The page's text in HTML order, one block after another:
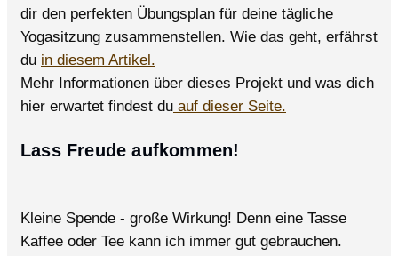
dir den perfekten Übungsplan für deine tägliche
Yogasitzung zusammenstellen. Wie das geht, erfährst
du in diesem Artikel.
Mehr Informationen über dieses Projekt und was dich
hier erwartet findest du auf dieser Seite.
Lass Freude aufkommen!
Kleine Spende - große Wirkung! Denn eine Tasse
Kaffee oder Tee kann ich immer gut gebrauchen.